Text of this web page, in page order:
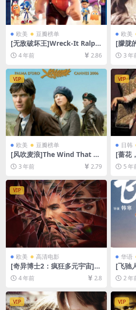
欧美 豆瓣榜单
[无敌破坏王]Wreck-It Ralph
(2012)[百度网盘+迅雷云盘资
源1080P超清未删减][MP4/6.
4 年前 2.86
欧美
[朦胧
t du
+夸克
4/
3 年
VIP
欧美 豆瓣榜单
[风吹麦浪]The Wind That Sh
akes the Barley (2006)[百度
网盘+夸克网盘1080P超清未
删减资源][网盘在线播放/下
载][MP4/8GB][中英字幕]
3 年前 2.79
VIP
日韩
[蔷花
3)完
资源5 年
VIP
欧美 高清电影
[奇异博士2：疯狂多元宇宙]D
octor Strange in the Multiv
erse of Madness (2022)[百
度网盘+迅雷云盘资源1080P
超清未删减][MP4/8GB][中英
字幕]
4 年前 2.8
华语
[飞驰
+夸克
资源][
4/
2 年
VIP VIP